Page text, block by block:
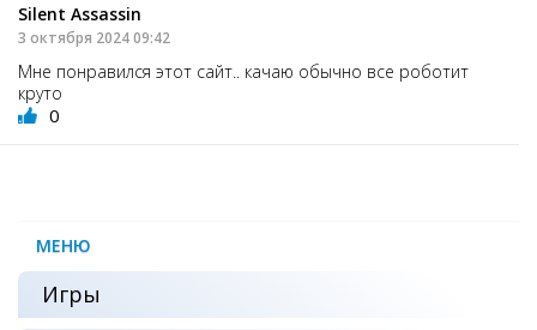
Silent Assassin
3 октября 2024 09:42
Мне понравился этот сайт.. качаю обычно все роботит
круто
0
МЕНЮ
Игры